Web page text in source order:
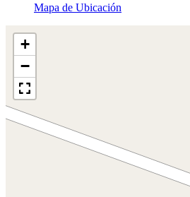
Mapa de Ubicación
+
−